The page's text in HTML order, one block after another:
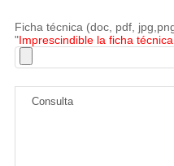
Ficha técnica (doc, pdf,
"Imprescindible la ficha